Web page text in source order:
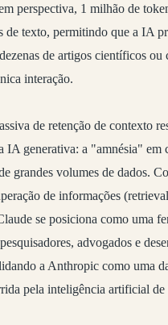
perspectiva, 1 milhão de
de texto, permitindo que a IA
de artigos científicos ou
interação.
de retenção de contexto
IA generativa: a "amnésia" em
grandes volumes de dados.
de informações
se posiciona como uma
advogados e
a Anthropic como uma
pela inteligência artificial de